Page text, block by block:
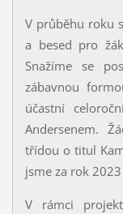
V průběhu roku
a besed pro
Snažíme se
zábavnou
účastní
Andersenem.
třídou o titul
jsme za rok
V rámci